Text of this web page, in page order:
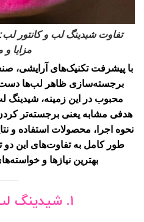
تفاوت شیدینگ لب و کانتور
مزایا و
با پیشرفت تکنیک‌های آرایشی،
برجسته‌سازی ظاهر لب‌ها دست
محبوب در این زمینه، شیدینگ
هدفی مشابه یعنی برجسته‌تر
نحوه اجرا، محصولات استفاده و
طور کامل به تفاوت‌های این دو
بهترین نیازها و
۱. شیدینگ لب چیست؟